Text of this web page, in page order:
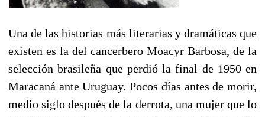
Una de las historias más literarias y dramáticas que
existen es la del cancerbero Moacyr Barbosa, de la
selección brasileña que perdió la final de 1950 en
Maracaná ante Uruguay. Pocos días antes de morir,
medio siglo después de la derrota, una mujer que lo